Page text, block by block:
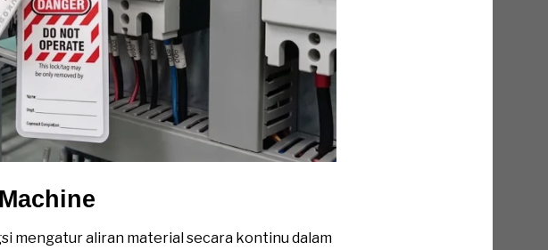
mengatur aliran material secara kontinu dalam